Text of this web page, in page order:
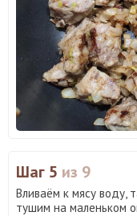
Шаг 5 из 9
Вливаём к мясу воду,
тушим на маленьком